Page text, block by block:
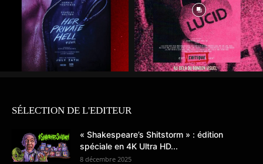
SÉLECTION DE L'EDITEUR
« Shakespeare’s Shitstorm » : édition
spéciale en 4K Ultra HD...
8 décembre 2025